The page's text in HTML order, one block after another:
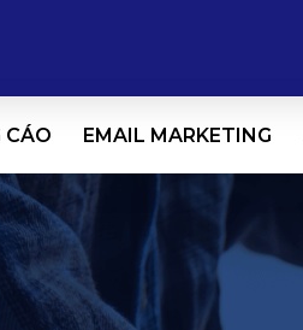
CÁO EMAIL MARKETING